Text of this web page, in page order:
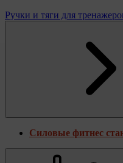
Ручки и тяги для
Силовые фитнес